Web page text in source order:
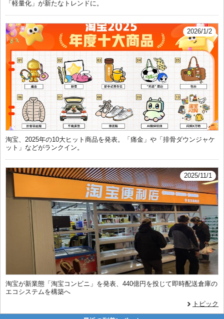
「軽量化」が新たなトレンドに。
2026/1/2
淘宝、2025年の10大ヒット商品を発表。「痛金」や「排骨ダウンジャケ
ット」などがランクイン。
2025/11/1
淘宝が新業態「淘宝コンビニ」を発表、440億円を投じて即時配送倉庫の
エコシステムを構築へ
トピック